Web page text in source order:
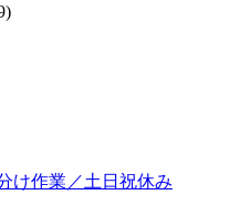
け作業／土日祝休み